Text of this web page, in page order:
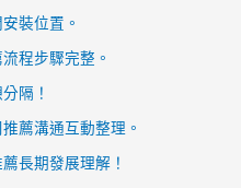
裝位置。
程步驟完整。
隔！
薦溝通互動整理。
長期發展理解！